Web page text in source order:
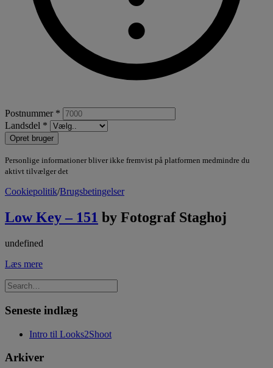
Postnummer *
Landsdel *
Opret bruger
Personlige informationer bliver ikke fremvist på platformen medmindre du
aktivt tilvælger det
Cookiepolitik/Brugsbetingelser
Low Key – 151 by Fotograf Staghoj
undefined
Læs mere
Seneste indlæg
Intro til Looks2Shoot
Arkiver